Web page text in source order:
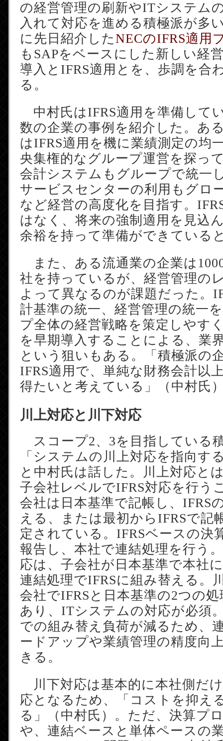
の経営管理の刷新やITシステム
入れて対応を進める積極派が多
に先日紹介したNECのIFRS適用
もSAPをベースにした新しい経
導入とIFRS適用とを、歩調を合
る。
中村氏はIFRS適用を準備して
数の企業の事例を紹介した。あ
はIFRS適用を機に業績測定の均
央集権的なグループ運営を探っ
会計システムもグループで統一
サービスセンターの利用もグロ
など経営の高度化を目指す。
はなく、将来の強制適用を見込
余裕を持って準備ができている
また、ある流通業の企業は
社を持っているが、経営管理の
よって異なるのが課題だった。
計基準の統一、経営管理の統一
プ全体の経営戦略を策定しやす
を早期導入することによる、業
という狙いもある。「積極派の
IFRS適用で、単純な財務会計以
得たいと考えている」（中村氏
川上対応と川下対応
スコープ2、3を目指している
「システムの川上対応を指向す
と中村氏は話した。川上対応と
子会社レベルでIFRS対応を行う
会社は日本基準で記帳し、IFRS
える、または最初からIFRSで記
定されている。IFRSベースの決
報告し、本社で連結処理を行う
応は、子会社が日本基準で本社
連結処理でIFRSに組み替える。
会社でIFRSと日本基準の2つの
あり、ITシステムの対応が必須
での組み替え負荷が減るため、
ードアップや業績管理の精度向
きる。
川下対応は基本的に本社側だ
応となるため、「コストを抑え
る」（中村氏）。ただ、決算プ
や、連結ベースと単体ペースの